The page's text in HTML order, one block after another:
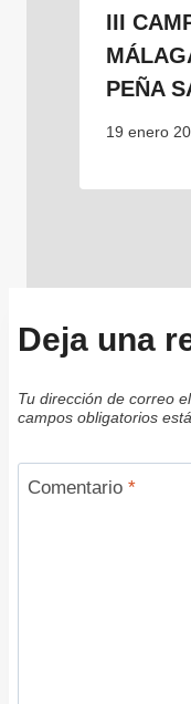
III
PEÑA
19 enero
Deja una
Tu dirección de correo
campos obligatorios
Comentario *